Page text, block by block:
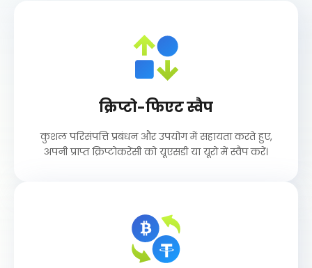
क्रिप्टो-फिएट स्वैप
कुशल परिसंपत्ति प्रबंधन और उपयोग में सहायता करते हुए,
अपनी प्राप्त क्रिप्टोकरेंसी को यूएसडी या यूरो में स्वैप करें।